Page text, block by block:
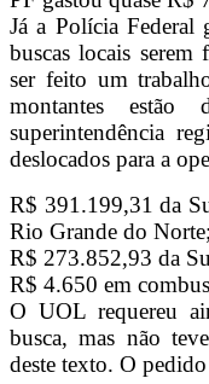
Já a Polícia Federal
buscas locais serem
ser feito um
montantes
superintendência
deslocados para a
R$ 391.199,31 da
Rio Grande do Norte;
R$ 273.852,93 da
R$ 4.650 em
O UOL requereu
busca, mas não
deste texto. O